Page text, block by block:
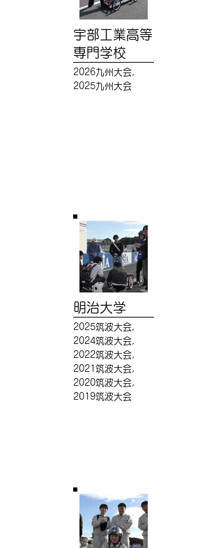
宇部工業高等
専門学校
2026九州大会,
2025九州大会
明治大学
2025筑波大会,
2024筑波大会,
2022筑波大会,
2021筑波大会,
2020筑波大会,
2019筑波大会